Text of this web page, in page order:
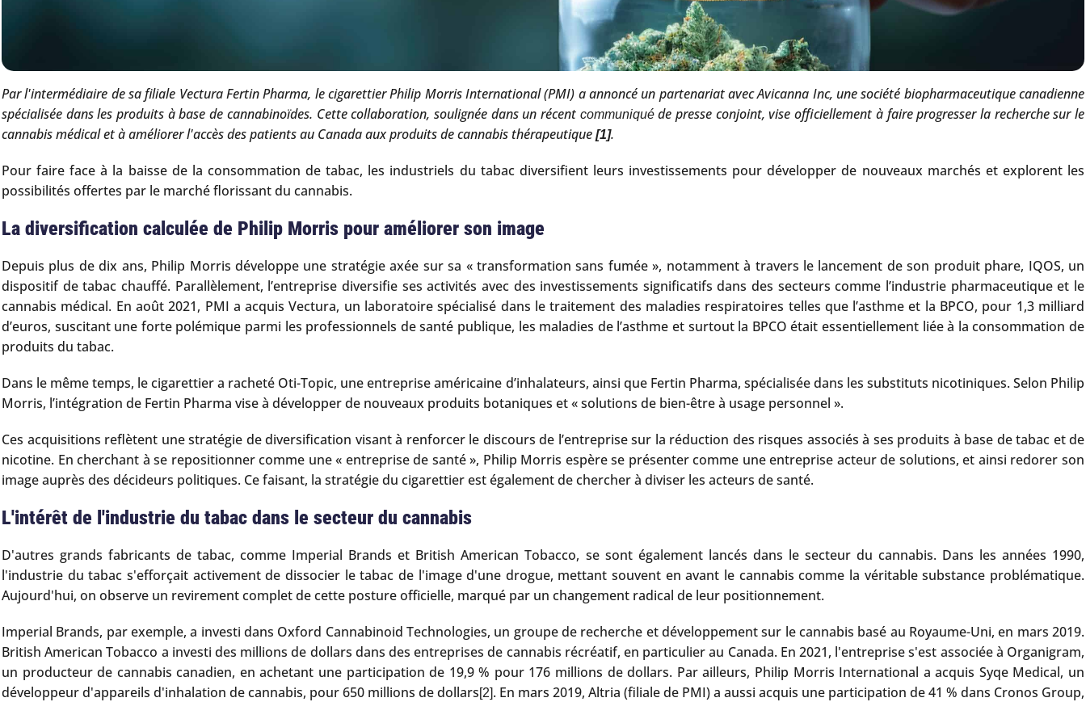
Par l'intermédiaire de sa filiale Vectura Fertin Pharma, le cigarettier Philip Morris International (PMI) a annoncé un partenariat avec Avicanna Inc, une société biopharmaceutique canadienne
spécialisée dans les produits à base de cannabinoïdes. Cette collaboration, soulignée dans un récent communiquéde presse conjoint, vise officiellement à faire progresser la recherche sur le
cannabis médical et à améliorer l'accès des patients au Canada aux produits de cannabis thérapeutique [1].
Pour faire face à la baisse de la consommation de tabac, les industriels du tabac diversifient leurs investissements pour développer de nouveaux marchés et explorent les
possibilités offertes par le marché florissant du cannabis.
La diversification calculée de Philip Morris pour améliorer son image
Depuis plus de dix ans, Philip Morris développe une stratégie axée sur sa « transformation sans fumée », notamment à travers le lancement de son produit phare, IQOS, un
dispositif de tabac chauffé. Parallèlement, l’entreprise diversifie ses activités avec des investissements significatifs dans des secteurs comme l’industrie pharmaceutique et le
cannabis médical. En août 2021, PMI a acquis Vectura, un laboratoire spécialisé dans le traitement des maladies respiratoires telles que l’asthme et la BPCO, pour 1,3 milliard
d’euros, suscitant une forte polémique parmi les professionnels de santé publique, les maladies de l’asthme et surtout la BPCO était essentiellement liée à la consommation de
produits du tabac.
Dans le même temps, le cigarettier a racheté Oti-Topic, une entreprise américaine d’inhalateurs, ainsi que Fertin Pharma, spécialisée dans les substituts nicotiniques. Selon Philip
Morris, l’intégration de Fertin Pharma vise à développer de nouveaux produits botaniques et « solutions de bien-être à usage personnel ».
Ces acquisitions reflètent une stratégie de diversification visant à renforcer le discours de l’entreprise sur la réduction des risques associés à ses produits à base de tabac et de
nicotine. En cherchant à se repositionner comme une « entreprise de santé », Philip Morris espère se présenter comme une entreprise acteur de solutions, et ainsi redorer son
image auprès des décideurs politiques. Ce faisant, la stratégie du cigarettier est également de chercher à diviser les acteurs de santé.
L'intérêt de l'industrie du tabac dans le secteur du cannabis
D'autres grands fabricants de tabac, comme Imperial Brands et British American Tobacco, se sont également lancés dans le secteur du cannabis. Dans les années 1990,
l'industrie du tabac s'efforçait activement de dissocier le tabac de l'image d'une drogue, mettant souvent en avant le cannabis comme la véritable substance problématique.
Aujourd'hui, on observe un revirement complet de cette posture officielle, marqué par un changement radical de leur positionnement.
Imperial Brands, par exemple, a investi dans Oxford Cannabinoid Technologies, un groupe de recherche et développement sur le cannabis basé au Royaume-Uni, en mars 2019.
British American Tobacco a investi des millions de dollars dans des entreprises de cannabis récréatif, en particulier au Canada. En 2021, l'entreprise s'est associée à Organigram,
un producteur de cannabis canadien, en achetant une participation de 19,9 % pour 176 millions de dollars. Par ailleurs, Philip Morris International a acquis Syqe Medical, un
développeur d'appareils d'inhalation de cannabis, pour 650 millions de dollars[2]. En mars 2019, Altria (filiale de PMI) a aussi acquis une participation de 41 % dans Cronos Group,